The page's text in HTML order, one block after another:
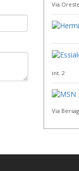
Via
int. 2
Via